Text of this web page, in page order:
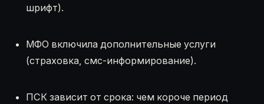
шрифт).
МФО включила дополнительные услуги
(страховка, смс-информирование).
ПСК зависит от срока: чем короче период